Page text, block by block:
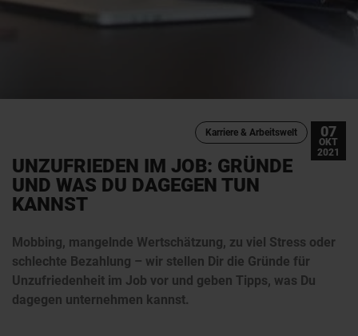
Karriere & Arbeitswelt
UNZUFRIEDEN IM JOB: GRÜNDE
UND WAS DU DAGEGEN TUN
KANNST
Mobbing, mangelnde Wertschätzung, zu viel Stress oder
schlechte Bezahlung – wir stellen Dir die Gründe für
Unzufriedenheit im Job vor und geben Tipps, was Du
dagegen unternehmen kannst.
07
OKT
2021